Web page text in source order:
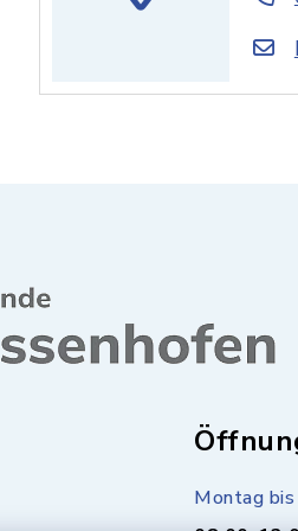
Montag